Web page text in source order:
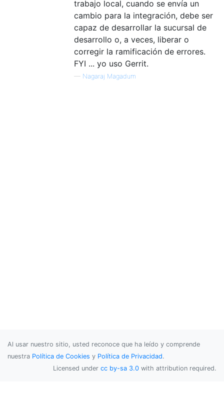
trabajo local, cuando se envía un
cambio para la integración, debe ser
capaz de desarrollar la sucursal de
desarrollo o, a veces, liberar o
corregir la ramificación de errores.
FYI ... yo uso Gerrit.
— Nagaraj Magadum
Al usar nuestro sitio, usted reconoce que ha leído y comprende
nuestra Política de Cookies y Política de Privacidad.
Licensed under cc by-sa 3.0 with attribution required.